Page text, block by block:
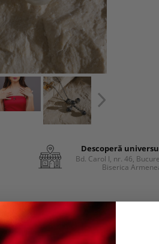
Descoperă
Bd. Carol I, nr. 46,
Biserica